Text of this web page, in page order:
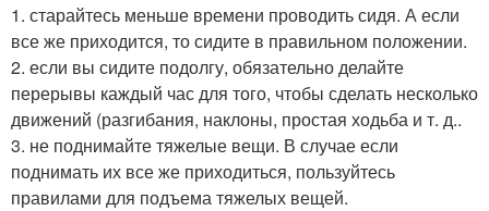
1. старайтесь меньше времени проводить сидя. А если
все же приходится, то сидите в правильном положении.
2. если вы сидите подолгу, обязательно делайте
перерывы каждый час для того, чтобы сделать несколько
движений (разгибания, наклоны, простая ходьба и т. д..
3. не поднимайте тяжелые вещи. В случае если
поднимать их все же приходиться, пользуйтесь
правилами для подъема тяжелых вещей.